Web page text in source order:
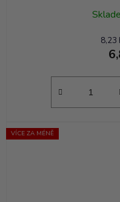
8,23
VÍCE ZA MÉNĚ